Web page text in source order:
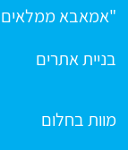
"אמאבא ממלאים
בניית אתרים
מוות בחלום